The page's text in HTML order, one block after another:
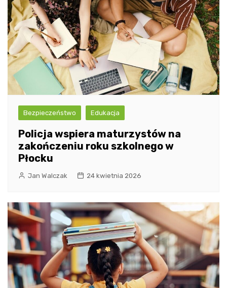
Bezpieczeństwo Edukacja
Policja wspiera maturzystów na
zakończeniu roku szkolnego w
Płocku
Jan Walczak 24 kwietnia 2026